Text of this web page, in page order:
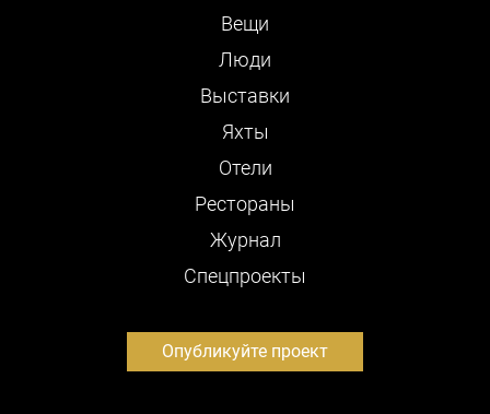
Вещи
Люди
Выставки
Яхты
Отели
Рестораны
Журнал
Cпецпроекты
Опубликуйте проект